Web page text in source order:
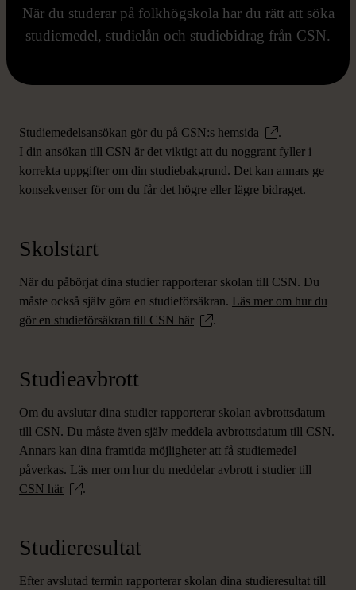
När du studerar på folkhögskola har du rätt att söka
studiemedel, studielån och studiebidrag från CSN.
Studiemedelsansökan gör du på CSN:s hemsida
.
I din ansökan till CSN är det viktigt att du noggrant fyller i
korrekta uppgifter om din studiebakgrund. Det kan annars ge
konsekvenser för om du får det högre eller lägre bidraget.
Skolstart
När du påbörjat dina studier rapporterar skolan till CSN. Du
måste också själv göra en studieförsäkran. Läs mer om hur du
gör en studieförsäkran till CSN här
.
Studieavbrott
Om du avslutar dina studier rapporterar skolan avbrottsdatum
till CSN. Du måste även själv meddela avbrottsdatum till CSN.
Annars kan dina framtida möjligheter att få studiemedel
påverkas. Läs mer om hur du meddelar avbrott i studier till
CSN här
.
Studieresultat
Efter avslutad termin rapporterar skolan dina studieresultat till